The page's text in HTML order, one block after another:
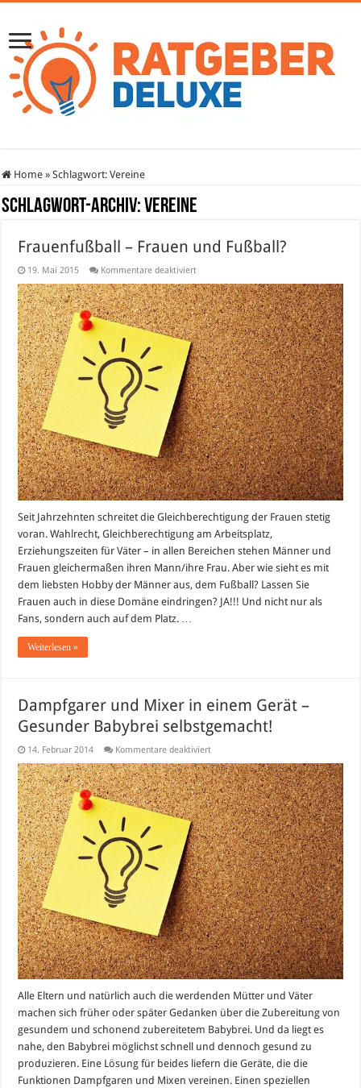
Home » Schlagwort:Vereine
Schlagwort-Archiv:Vereine
Frauenfußball – Frauen und Fußball?
19. Mai 2015 Kommentare deaktiviertfür
–
Frauen
und
Fußball?
Seit Jahrzehnten schreitet die Gleichberechtigung der Frauen stetig
voran. Wahlrecht, Gleichberechtigung am Arbeitsplatz,
Erziehungszeiten für Väter – in allen Bereichen stehen Männer und
Frauen gleichermaßen ihren Mann/ihre Frau. Aber wie sieht es mit
dem liebsten Hobby der Männer aus, dem Fußball? Lassen Sie
Frauen auch in diese Domäne eindringen? JA!!! Und nicht nur als
Fans, sondern auch auf dem Platz. …
Weiterlesen »
Dampfgarer und Mixer in einem Gerät –
Gesunder Babybrei selbstgemacht!
14. Februar 2014 Kommentare deaktiviertfür
und
Mixer
in
einem
Gerät
–
Gesunder
Babybrei
selbstgemacht!
Alle Eltern und natürlich auch die werdenden Mütter und Väter
machen sich früher oder später Gedanken über die Zubereitung von
gesundem und schonend zubereitetem Babybrei. Und da liegt es
nahe, den Babybrei möglichst schnell und dennoch gesund zu
produzieren. Eine Lösung für beides liefern die Geräte, die die
Funktionen Dampfgaren und Mixen vereinen. Einen speziellen